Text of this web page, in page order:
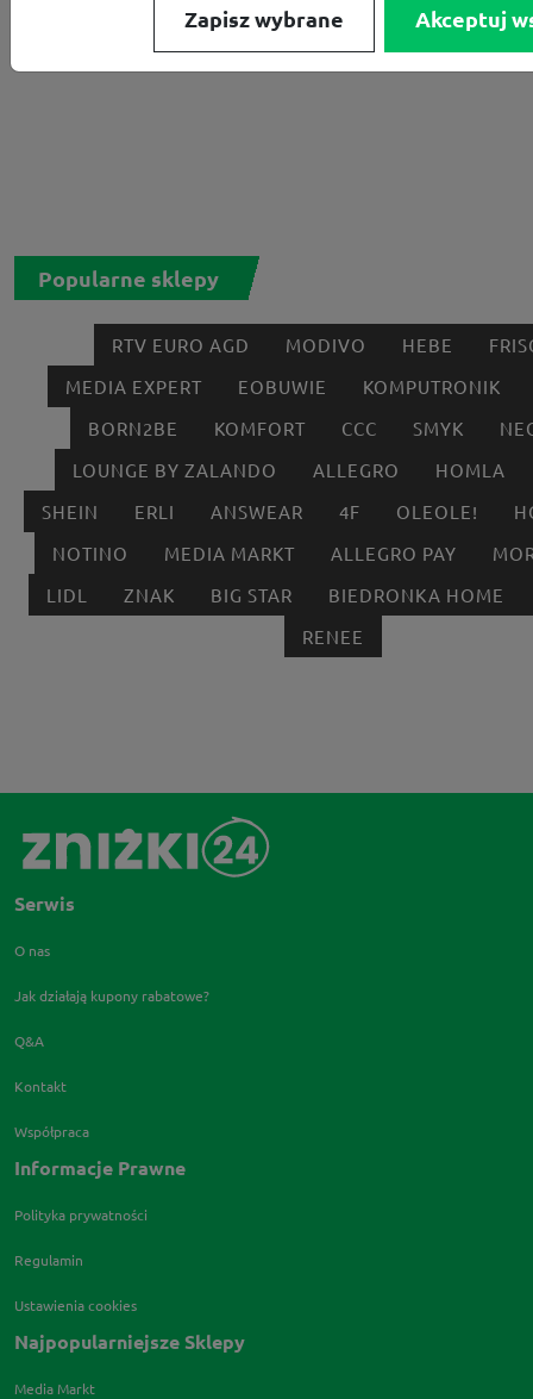
Popularne sklepy
RTV EURO AGD MODIVO HEBE
MEDIA EXPERT
EOBUWIE
KOMPUTRONIK
BORN2BE
KOMFORT CCC SMYK
LOUNGE BY ZALANDO
ALLEGRO
HOMLA
SHEIN
ERLI ANSWEAR 4F OLEOLE!
NOTINO
MEDIA MARKT ALLEGRO PAY
LIDL
ZNAK BIG STAR
BIEDRONKA HOME
RENEE
Serwis
O nas
Jak działają kupony rabatowe?
Q&A
Kontakt
Współpraca
Informacje Prawne
Polityka prywatności
Regulamin
Ustawienia cookies
Najpopularniejsze Sklepy
Media Markt
Zapisz wybrane Akceptuj